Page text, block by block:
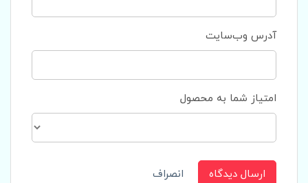
آدرس وب‌سایت
امتیاز شما به محصول
ارسال دیدگاه انصراف